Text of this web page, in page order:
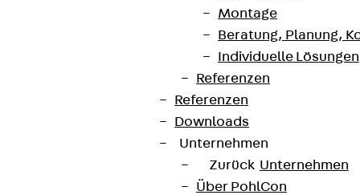
Montage
Beratung, Planung,
Individuelle Lösungen
Referenzen
Referenzen
Downloads
Unternehmen
Zurück Unternehmen
Über PohlCon